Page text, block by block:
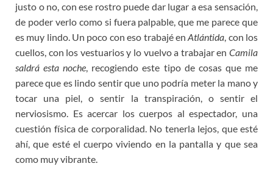
justo o no, con ese rostro puede dar lugar a esa sensación,
de poder verlo como si fuera palpable, que me parece que
es muy lindo. Un poco con eso trabajé enAtlántida, con los
cuellos, con los vestuarios y lo vuelvo a trabajar en Camila
saldrá esta noche, recogiendo este tipo de cosas que me
parece que es lindo sentir que uno podría meter la mano y
tocar una piel, o sentir la transpiración, o sentir el
nerviosismo. Es acercar los cuerpos al espectador, una
cuestión física de corporalidad. No tenerla lejos, que esté
ahí, que esté el cuerpo viviendo en la pantalla y que sea
como muy vibrante.